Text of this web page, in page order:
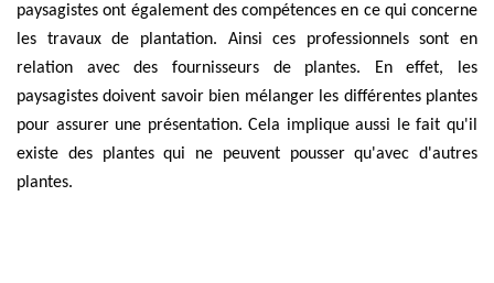
paysagistes ont également des compétences en ce qui concerne
les travaux de plantation. Ainsi ces professionnels sont en
relation avec des fournisseurs de plantes. En effet, les
paysagistes doivent savoir bien mélanger les différentes plantes
pour assurer une présentation. Cela implique aussi le fait qu'il
existe des plantes qui ne peuvent pousser qu'avec d'autres
plantes.